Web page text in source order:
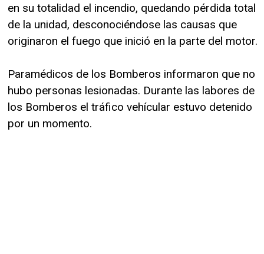
en su totalidad el incendio, quedando pérdida total
de la unidad, desconociéndose las causas que
originaron el fuego que inició en la parte del motor.
Paramédicos de los Bomberos informaron que no
hubo personas lesionadas. Durante las labores de
los Bomberos el tráfico vehícular estuvo detenido
por un momento.